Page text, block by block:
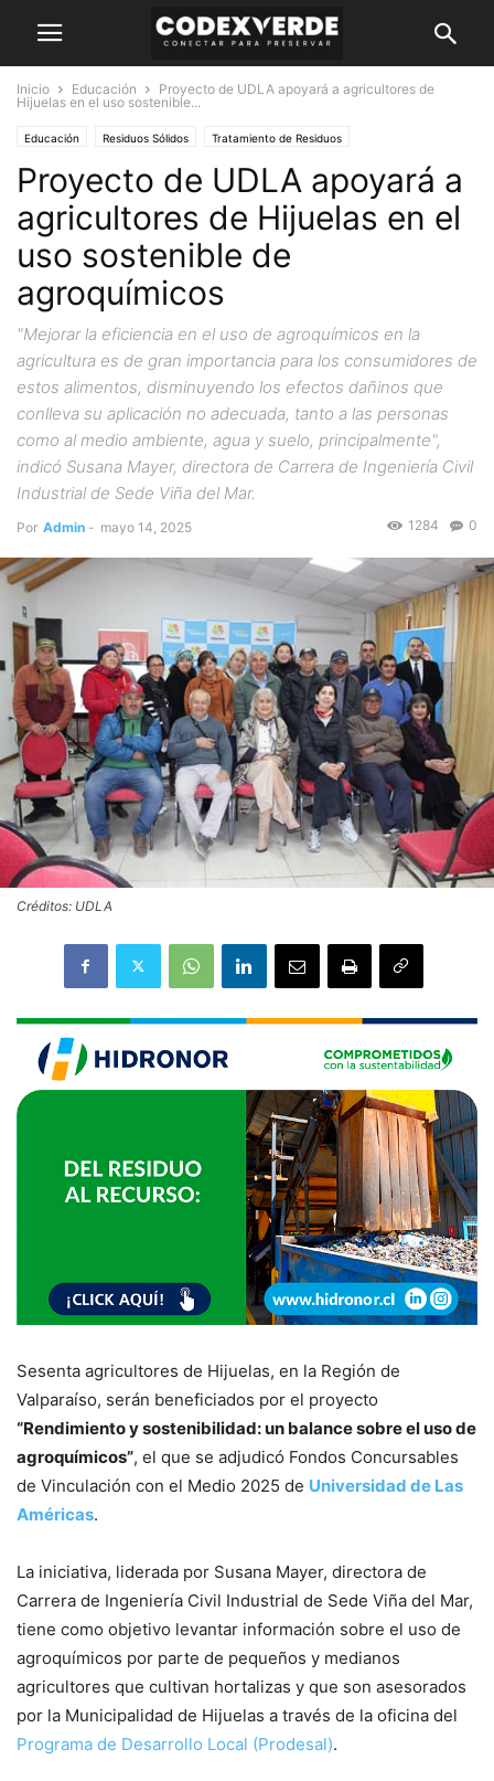
Inicio Educación
Proyecto de UDLA apoyará a agricultores de
Hijuelas en el uso sostenible...
Educación Residuos Sólidos Tratamiento de Residuos
Proyecto de UDLA apoyará a
agricultores de Hijuelas en el
uso sostenible de
agroquímicos
"Mejorar la eficiencia en el uso de agroquímicos en la
agricultura es de gran importancia para los consumidores de
estos alimentos, disminuyendo los efectos dañinos que
conlleva su aplicación no adecuada, tanto a las personas
como al medio ambiente, agua y suelo, principalmente",
indicó Susana Mayer, directora de Carrera de Ingeniería Civil
Industrial de Sede Viña del Mar.
Por Admin - mayo 14, 2025 0
1284
Créditos: UDLA
Sesenta agricultores de Hijuelas, en la Región de
Valparaíso, serán beneficiados por el proyecto
“Rendimiento y sostenibilidad: un balance sobre el uso de
agroquímicos”, el que se adjudicó Fondos Concursables
de Vinculación con el Medio 2025 de Universidad de Las
Américas.
La iniciativa, liderada por Susana Mayer, directora de
Carrera de Ingeniería Civil Industrial de Sede Viña del Mar,
tiene como objetivo levantar información sobre el uso de
agroquímicos por parte de pequeños y medianos
agricultores que cultivan hortalizas y que son asesorados
por la Municipalidad de Hijuelas a través de la oficina del
Programa de Desarrollo Local (Prodesal).